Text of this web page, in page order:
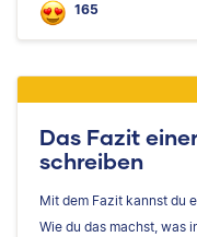
165
Das Fazit
schreiben
Mit dem Fazit kannst du
Wie du das machst, was